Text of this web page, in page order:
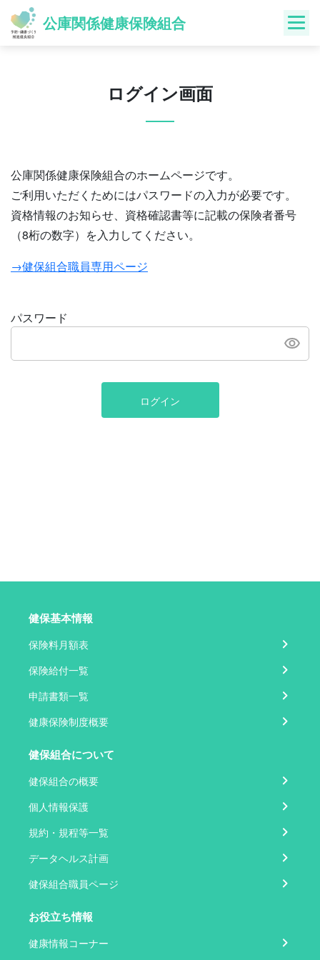
Skip
content
公庫関係健康保険組合
ログイン画面
公庫関係健康保険組合のホームページです。
ご利用いただくためにはパスワードの入力が必要です。
資格情報のお知らせ、資格確認書等に記載の保険者番号
（8桁の数字）を入力してください。
→健保組合職員専用ページ
パスワード
ログイン
健保基本情報
保険料月額表
保険給付一覧
申請書類一覧
健康保険制度概要
健保組合について
健保組合の概要
個人情報保護
規約・規程等一覧
データヘルス計画
健保組合職員ページ
お役立ち情報
健康情報コーナー